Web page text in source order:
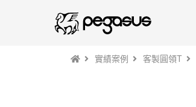
實績案例 客製圓領T